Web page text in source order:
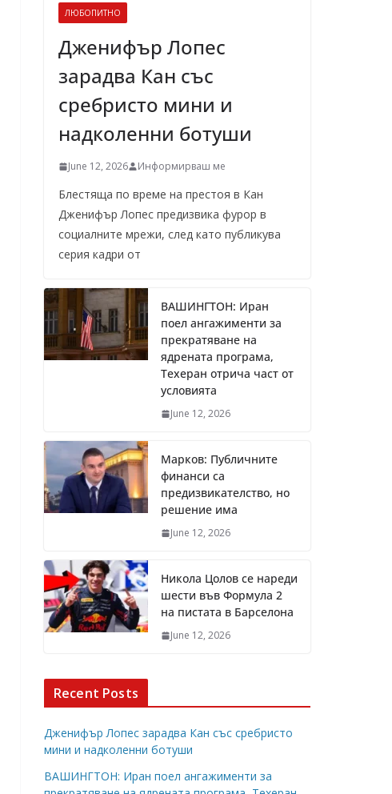
ЛЮБОПИТНО
Дженифър Лопес
зарадва Кан със
сребристо мини и
надколенни ботуши
June 12, 2026 Информирваш ме
Блестяща по време на престоя в Кан
Дженифър Лопес предизвика фурор в
социалните мрежи, след като публикува
серия кадри от
ВАШИНГТОН: Иран
поел ангажименти за
прекратяване на
ядрената програма,
Техеран отрича част от
условията
June 12, 2026
Марков: Публичните
финанси са
предизвикателство, но
решение има
June 12, 2026
Никола Цолов се нареди
шести във Формула 2
на пистата в Барселона
June 12, 2026
Recent Posts
Дженифър Лопес зарадва Кан със сребристо
мини и надколенни ботуши
ВАШИНГТОН: Иран поел ангажименти за